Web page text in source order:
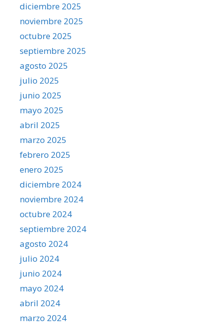
diciembre 2025
noviembre 2025
octubre 2025
septiembre 2025
agosto 2025
julio 2025
junio 2025
mayo 2025
abril 2025
marzo 2025
febrero 2025
enero 2025
diciembre 2024
noviembre 2024
octubre 2024
septiembre 2024
agosto 2024
julio 2024
junio 2024
mayo 2024
abril 2024
marzo 2024